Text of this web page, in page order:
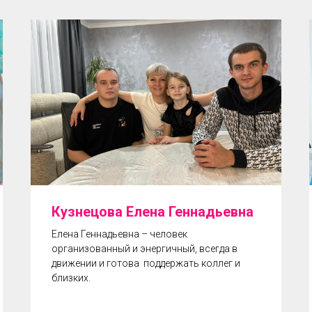
Кузнецова Елена Геннадьевна
Елена Геннадьевна – человек
организованный и энергичный, всегда в
движении и готова поддержать коллег и
близких.